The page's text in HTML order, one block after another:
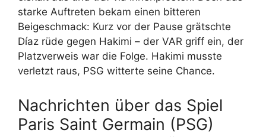
starke Auftreten bekam einen bitteren
Beigeschmack: Kurz vor der Pause grätschte
Díaz rüde gegen Hakimi – der VAR griff ein, der
Platzverweis war die Folge. Hakimi musste
verletzt raus, PSG witterte seine Chance.
Nachrichten über das Spiel
Paris Saint Germain (PSG)